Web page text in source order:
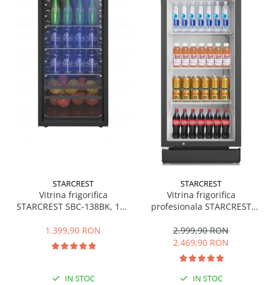
Console & Jocuri
Accesorii console & PC
Birouri gaming
Console Hardware
Ochelari VR Gaming
Scaune gaming
Console Jocuri
Imprimante & Scannere
Monitoare
Radio cu ceas & portabile
Televizoare & accesorii
STARCREST
Vitrina frigorifica
STARCREST SBC-138BK, 138
sticla, H 125 cm, Negru
1.399,90 RON
IN STOC
STARCREST
Vitrina frigorifica
profesionala STARCREST
reglabil, Iluminare LED, H
194.5 cm, Negru
2.999,90 RON
2.469,90 RON
IN STOC